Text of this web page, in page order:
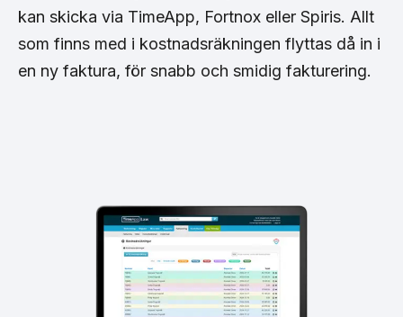
kan skicka via TimeApp, Fortnox eller Spiris. Allt
som finns med i kostnadsräkningen flyttas då in i
en ny faktura, för snabb och smidig fakturering.